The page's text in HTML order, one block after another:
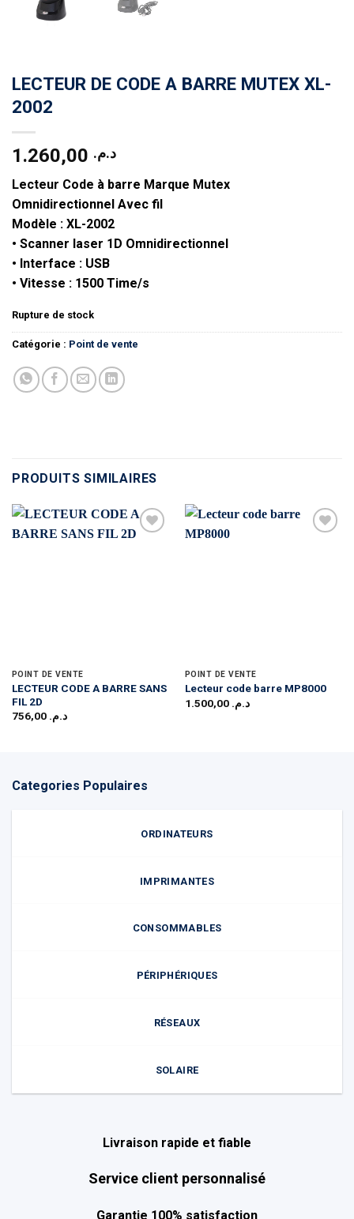
LECTEUR DE CODE A BARRE MUTEX XL-
2002
د.م.
Lecteur Code à barre Marque Mutex
Omnidirectionnel Avec fil
Modèle : XL-2002
• Scanner laser 1D Omnidirectionnel
• Interface : USB
• Vitesse : 1500 Time/s
Rupture de stock
Catégorie : Point de vente
PRODUITS SIMILAIRES
POINT DE VENTE
LECTEUR CODE A BARRE SANS
FIL 2D
د.م. 756,00
POINT DE VENTE
Lecteur code barre MP8000
د.م. 1.500,00
Categories Populaires
ORDINATEURS
IMPRIMANTES
CONSOMMABLES
PÉRIPHÉRIQUES
RÉSEAUX
SOLAIRE
Livraison rapide et fiable
Service client personnalisé
Garantie 100% satisfaction